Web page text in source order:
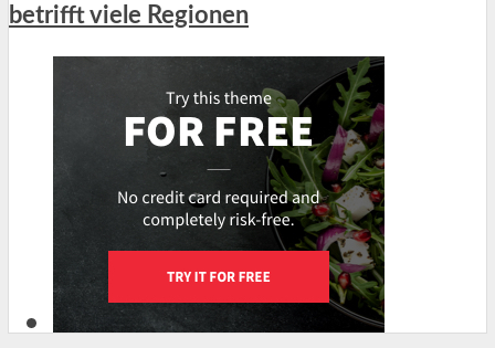
betrifft viele Regionen